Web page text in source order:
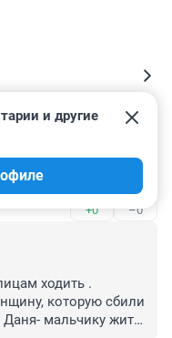
как можно себя
+0 –0
и другие
ходить .
которую сбили
Даня- мальчику жить